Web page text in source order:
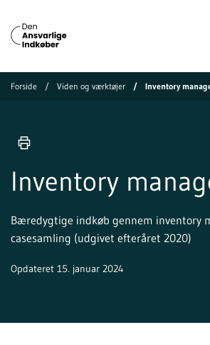
Forside Viden og værktøjer Inventory
Inventory
Bæredygtige indkøb gennem inventory
casesamling (udgivet efteråret 2020)
Opdateret 15. januar 2024